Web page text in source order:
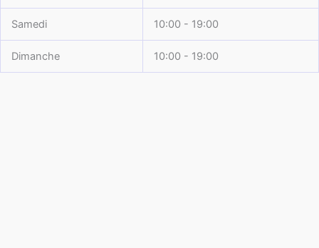
Samedi 10:00 - 19:00
Dimanche 10:00 - 19:00